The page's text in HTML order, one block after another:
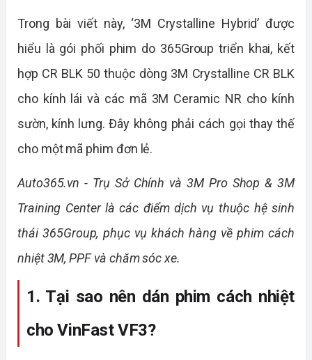
Trong bài viết này, ‘3M Crystalline Hybrid’ được
hiểu là gói phối phim do 365Group triển khai, kết
hợp CR BLK 50 thuộc dòng 3M Crystalline CR BLK
cho kính lái và các mã 3M Ceramic NR cho kính
sườn, kính lưng. Đây không phải cách gọi thay thế
cho một mã phim đơn lẻ.
Auto365.vn - Trụ Sở Chính và 3M Pro Shop & 3M
Training Center là các điểm dịch vụ thuộc hệ sinh
thái 365Group, phục vụ khách hàng về phim cách
nhiệt 3M, PPF và chăm sóc xe.
1. Tại sao nên dán phim cách nhiệt
cho VinFast VF3?